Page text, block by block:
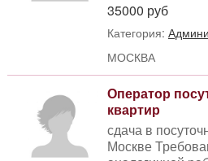
35000 руб
Категория:
МОСКВА
Оператор
квартир
сдача в
Москве